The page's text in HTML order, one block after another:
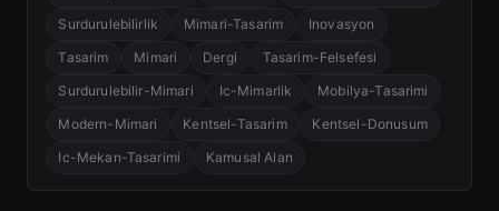
Surdurulebilirlik
Mimari-Tasarim
Inovasyon
Tasarim
Mimari Dergi
Tasarim-Felsefesi
Surdurulebilir-Mimari
Ic-Mimarlik
Mobilya-Tasarimi
Modern-Mimari
Kentsel-Tasarim
Kentsel-Donusum
Ic-Mekan-Tasarimi
Kamusal Alan